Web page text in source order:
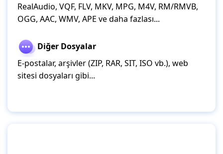
RealAudio, VQF, FLV, MKV, MPG, M4V, RM/RMVB,
OGG, AAC, WMV, APE ve daha fazlası...
Diğer Dosyalar
E-postalar, arşivler (ZIP, RAR, SIT, ISO vb.), web
sitesi dosyaları gibi...